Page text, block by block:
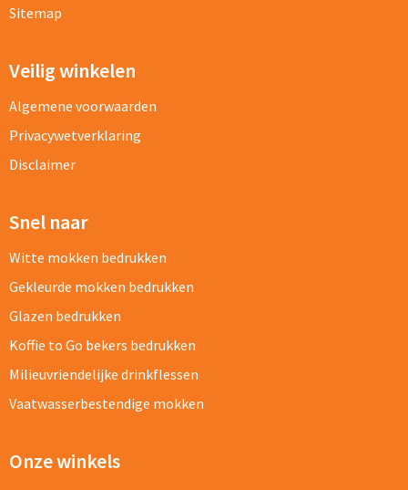
Sitemap
Veilig winkelen
Algemene voorwaarden
Privacywetverklaring
Disclaimer
Snel naar
Witte mokken bedrukken
Gekleurde mokken bedrukken
Glazen bedrukken
Koffie to Go bekers bedrukken
Milieuvriendelijke drinkflessen
Vaatwasserbestendige mokken
Onze winkels